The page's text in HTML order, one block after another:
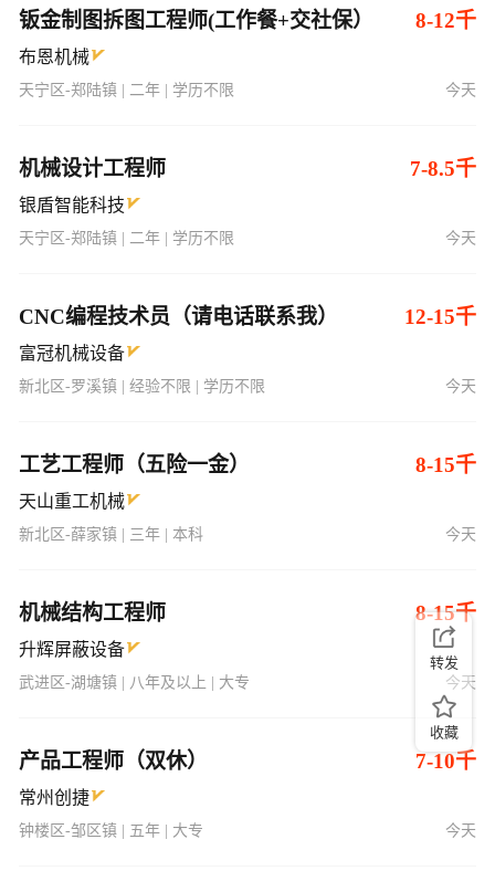
钣金制图拆图工程师(工作餐+交社保） 8-12千
布恩机械
天宁区-郑陆镇 | 二年 | 学历不限 今天
机械设计工程师 7-8.5千
银盾智能科技
天宁区-郑陆镇 | 二年 | 学历不限 今天
CNC编程技术员（请电话联系我） 12-15千
富冠机械设备
新北区-罗溪镇 | 经验不限 | 学历不限 今天
工艺工程师（五险一金） 8-15千
天山重工机械
新北区-薛家镇 | 三年 | 本科 今天
机械结构工程师 8-15千
升辉屏蔽设备
武进区-湖塘镇 | 八年及以上 | 大专 今天
产品工程师（双休） 7-10千
常州创捷
钟楼区-邹区镇 | 五年 | 大专 今天
转发
收藏